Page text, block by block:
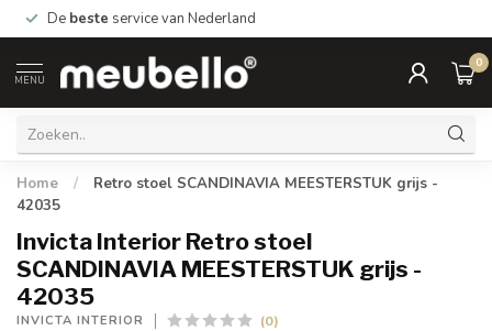
De beste service van Nederland
MENU
0
Home /
Retro stoel SCANDINAVIA MEESTERSTUK grijs -
42035
Invicta Interior Retro stoel
SCANDINAVIA MEESTERSTUK grijs -
42035
INVICTA INTERIOR (0)